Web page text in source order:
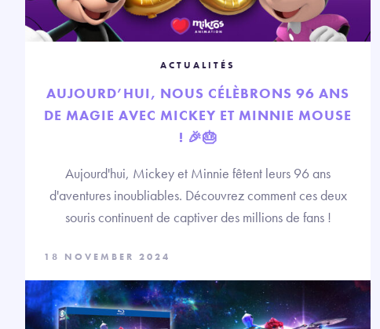
ACTUALITÉS
AUJOURD’HUI, NOUS CÉLÈBRONS 96 ANS
DE MAGIE AVEC MICKEY ET MINNIE MOUSE
! 🎉🎂
Aujourd'hui, Mickey et Minnie fêtent leurs 96 ans
d'aventures inoubliables. Découvrez comment ces deux
souris continuent de captiver des millions de fans !
18 NOVEMBER 2024